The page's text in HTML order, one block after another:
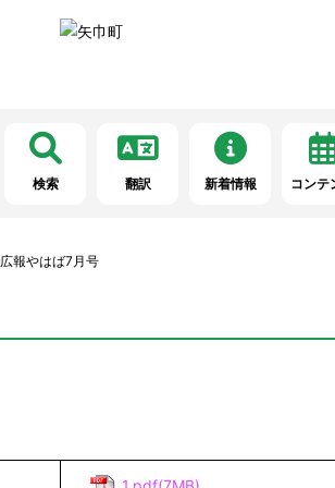
検索 翻訳 新着情報 コンテ
広報やはば7月号